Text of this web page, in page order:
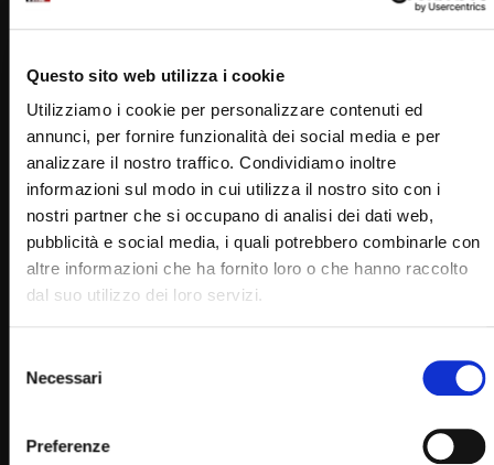
Questo sito web utilizza i cookie
Utilizziamo i cookie per personalizzare contenuti ed
annunci, per fornire funzionalità dei social media e per
analizzare il nostro traffico. Condividiamo inoltre
informazioni sul modo in cui utilizza il nostro sito con i
nostri partner che si occupano di analisi dei dati web,
pubblicità e social media, i quali potrebbero combinarle con
altre informazioni che ha fornito loro o che hanno raccolto
dal suo utilizzo dei loro servizi.
delNecessari
Preferenze
PADRE PIO TV
Emittente televisiva cattolica dei frati cappuccini di San
Giovanni Rotondo.
Puoi guardare Padre Pio Tv
su Sky al canale 852,